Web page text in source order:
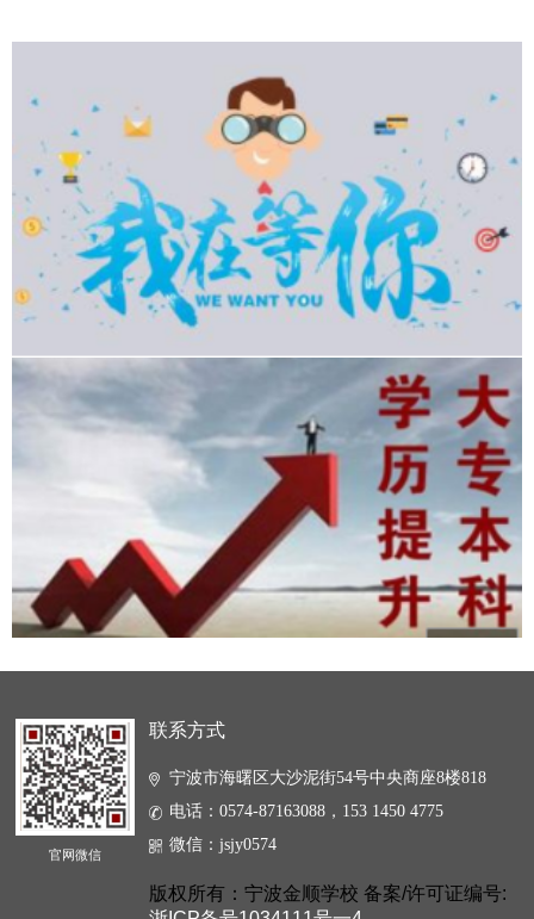
官网微信
联系方式
宁波市海曙区大沙泥街54号中央商座8楼818
电话：0574-87163088，153 1450 4775
微信：jsjy0574
版权所有：宁波金顺学校 备案/许可证编号: